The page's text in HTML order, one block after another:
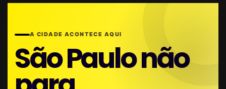
A CIDADE ACONTECE AQUI
São Paulo não